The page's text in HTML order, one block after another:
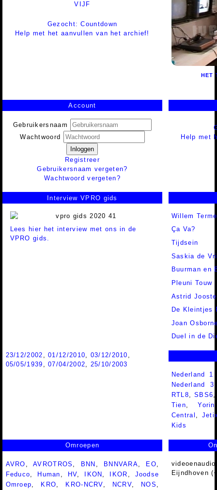
VIJF
Gezocht: Countdown
Help met het aanvullen van het archief!
HET
Account
Gebruikersnaam
Wachtwoord
Inloggen
Registreer
Gebruikersnaam vergeten?
Wachtwoord vergeten?
Help met
Interview VPRO gids
Lees hier het interview met ons in de
VPRO gids.
Willem
Ça Va?
Tijdsein
Saskia de
Buurman en
Pleuni Touw
Astrid
De Kleintjes
Joan
Duel in de
23/12/2002 ,01/12/2010 03/12/2010
05/05/1939 ,07/04/2002
25/10/2003
Nederland
Nederland
RTL8,SBS6
Tien,Yorin
Central ,
Kids
Omroepen
AVRO ,AVROTROS BNN BNNVARA EO
Feduco
Human HV IKON IKOR
Joodse
Omroep
KRO KRO-NCRV NCRV NOS
Eijndhoven